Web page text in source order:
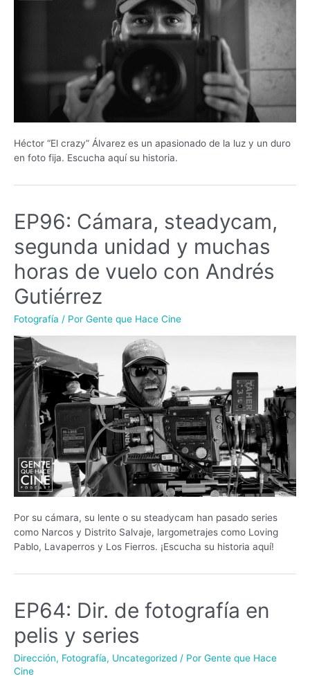
Héctor “El crazy” Álvarez es un apasionado de la luz y un duro
en foto fija. Escucha aquí su historia.
EP96: Cámara, steadycam,
segunda unidad y muchas
horas de vuelo con Andrés
Gutiérrez
Fotografía / Por Gente que Hace Cine
Por su cámara, su lente o su steadycam han pasado series
como Narcos y Distrito Salvaje, largometrajes como Loving
Pablo, Lavaperros y Los Fierros. ¡Escucha su historia aquí!
EP64: Dir. de fotografía en
pelis y series
Dirección, Fotografía, Uncategorized / Por Gente que Hace
Cine